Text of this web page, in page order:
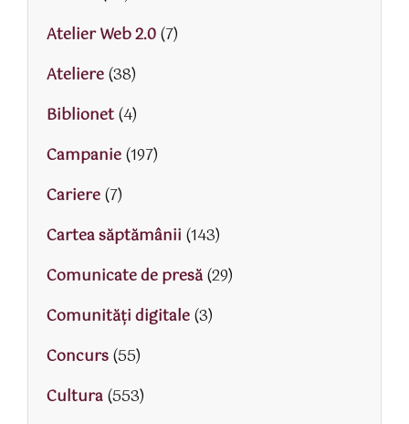
Atelier Web 2.0(7)
Ateliere(38)
Biblionet(4)
Campanie(197)
Cariere(7)
Cartea săptămânii (143)
Comunicate de presă(29)
Comunități digitale(3)
Concurs(55)
Cultura(553)